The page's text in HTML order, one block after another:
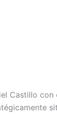
Castillo